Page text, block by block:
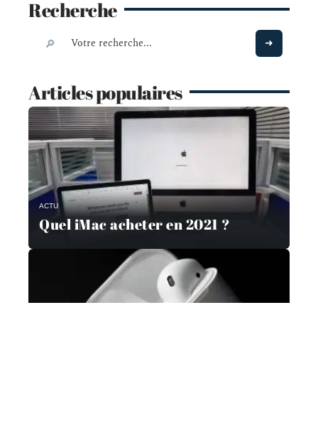
Recherche
Articles populaires
ACTU
Quel iMac acheter en 2021 ?